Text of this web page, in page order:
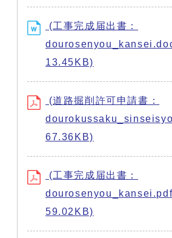
(工事完成届出書：
13.45KB)
(道路掘削許可申請書：
67.36KB)
(工事完成届出書：
dourosenyou_kansei.pdf
59.02KB)